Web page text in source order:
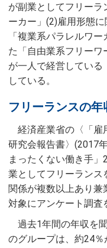
が副業としてフリーラ
ーカー」(2)雇用形態
「複業系パラレルワ
た「自由業系フリー
が一人で経営してい
している。
フリーランスの年
経済産業省の〈「雇
研究会報告書〉(2017
まったくない働き手
業としてフリーランス
関係が複数以上あり兼
対象にアンケート調査
過去1年間の年収を
のグループは、約24％